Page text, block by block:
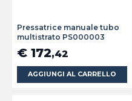
Pressatrice manuale tubo
multistrato PS000003
€ 172,42
AGGIUNGI AL CARRELLO